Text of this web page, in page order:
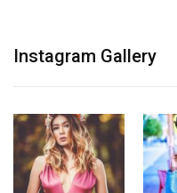
Instagram Gallery